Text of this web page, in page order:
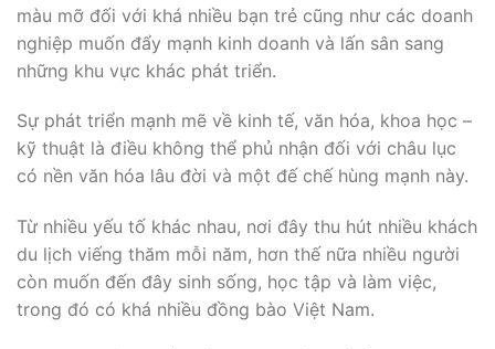
màu mỡ đối với khá nhiều bạn trẻ cũng như các doanh
nghiệp muốn đẩy mạnh kinh doanh và lấn sân sang
những khu vực khác phát triển.
Sự phát triển mạnh mẽ về kinh tế, văn hóa, khoa học –
kỹ thuật là điều không thể phủ nhận đối với châu lục
có nền văn hóa lâu đời và một đế chế hùng mạnh này.
Từ nhiều yếu tố khác nhau, nơi đây thu hút nhiều khách
du lịch viếng thăm mỗi năm, hơn thế nữa nhiều người
còn muốn đến đây sinh sống, học tập và làm việc,
trong đó có khá nhiều đồng bào Việt Nam.